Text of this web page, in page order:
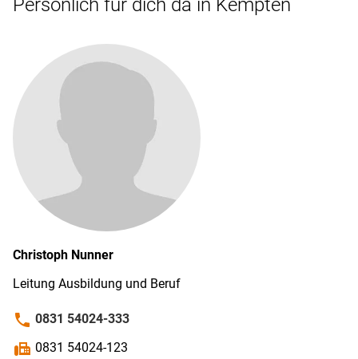
Persönlich für dich da in Kempten
Christoph Nunner
Leitung Ausbildung und Beruf
phone 0831 54024-333
fax 0831 54024-123